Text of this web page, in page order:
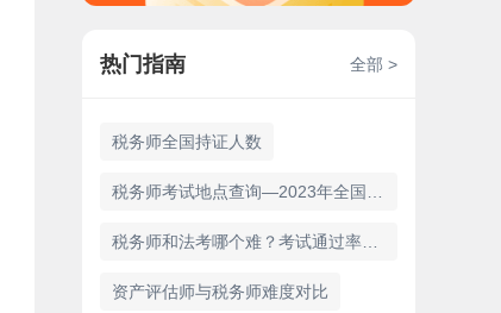
热门指南 全部 >
税务师全国持证人数
资产评估师与税务师难度对比